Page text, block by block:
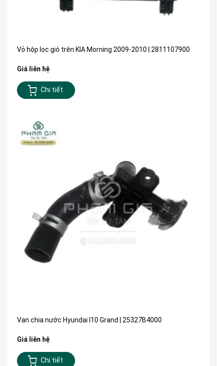
Vỏ hộp lọc gió trên KIA Morning 2009-2010 | 2811107900
Giá liên hệ
Chi tiết
Van chia nước Hyundai I10 Grand | 25327B4000
Giá liên hệ
Chi tiết